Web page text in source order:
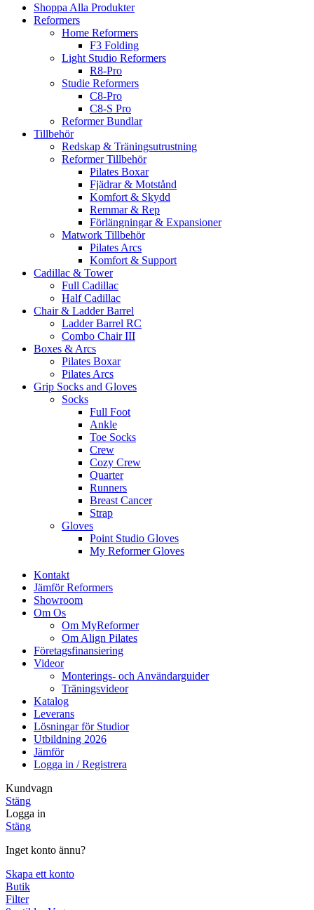
Shoppa Alla Produkter
Reformers
Home Reformers
F3 Folding
Light Studio Reformers
R8-Pro
Studie Reformers
C8-Pro
C8-S Pro
Reformer Bundlar
Tillbehör
Redskap & Träningsutrustning
Reformer Tillbehör
Pilates Boxar
Fjädrar & Motstånd
Komfort & Skydd
Remmar & Rep
Förlängningar & Expansioner
Matwork Tillbehör
Pilates Arcs
Komfort & Support
Cadillac & Tower
Full Cadillac
Half Cadillac
Chair & Ladder Barrel
Ladder Barrel RC
Combo Chair III
Boxes & Arcs
Pilates Boxar
Pilates Arcs
Grip Socks and Gloves
Socks
Full Foot
Ankle
Toe Socks
Crew
Cozy Crew
Quarter
Runners
Breast Cancer
Strap
Gloves
Point Studio Gloves
My Reformer Gloves
Kontakt
Jämför Reformers
Showroom
Om Os
Om MyReformer
Om Align Pilates
Företagsfinansiering
Videor
Monterings- och Användarguider
Träningsvideor
Katalog
Leverans
Lösningar för Studior
Utbildning 2026
Jämför
Logga in / Registrera
Kundvagn
Stäng
Logga in
Stäng
Inget konto ännu?
Skapa ett konto
Butik
Filter